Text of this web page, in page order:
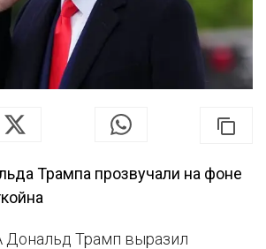
Трампа прозвучали на фоне
Трамп выразил